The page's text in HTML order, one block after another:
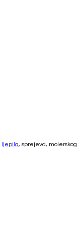
ljepila, sprejeva,